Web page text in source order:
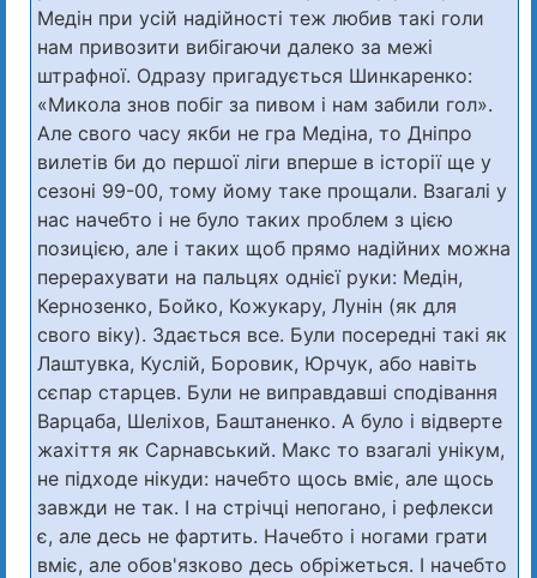
Медін при усій надійності теж любив такі голи
нам привозити вибігаючи далеко за межі
штрафної. Одразу пригадується Шинкаренко:
«Микола знов побіг за пивом і нам забили гол».
Але свого часу якби не гра Медіна, то Дніпро
вилетів би до першої ліги вперше в історії ще у
сезоні 99-00, тому йому таке прощали. Взагалі у
нас начебто і не було таких проблем з цією
позицією, але і таких щоб прямо надійних можна
перерахувати на пальцях однієї руки: Медін,
Кернозенко, Бойко, Кожукару, Лунін (як для
свого віку). Здається все. Були посередні такі як
Лаштувка, Куслій, Боровик, Юрчук, або навіть
сєпар старцев. Були не виправдавші сподівання
Варцаба, Шеліхов, Баштаненко. А було і відверте
жахіття як Сарнавський. Макс то взагалі унікум,
не підходе нікуди: начебто щось вміє, але щось
завжди не так. І на стрічці непогано, і рефлекси
є, але десь не фартить. Начебто і ногами грати
вміє, але обов'язково десь обріжеться. І начебто